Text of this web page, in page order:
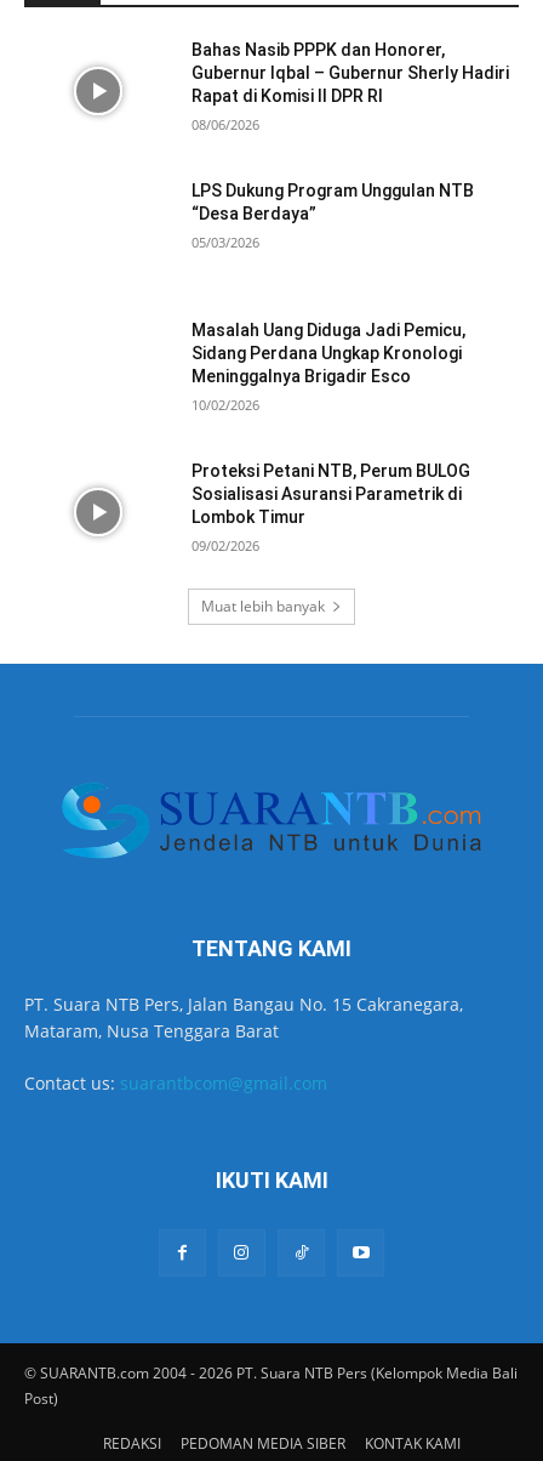
Bahas Nasib PPPK dan Honorer,
Gubernur Iqbal – Gubernur Sherly Hadiri
Rapat di Komisi II DPR RI
08/06/2026
LPS Dukung Program Unggulan NTB
“Desa Berdaya”
05/03/2026
Masalah Uang Diduga Jadi Pemicu,
Sidang Perdana Ungkap Kronologi
Meninggalnya Brigadir Esco
10/02/2026
Proteksi Petani NTB, Perum BULOG
Sosialisasi Asuransi Parametrik di
Lombok Timur
09/02/2026
Muat lebih banyak
TENTANG KAMI
PT. Suara NTB Pers, Jalan Bangau No. 15 Cakranegara,
Mataram, Nusa Tenggara Barat
Contact us: suarantbcom@gmail.com
IKUTI KAMI
© SUARANTB.com 2004 - 2026 PT. Suara NTB Pers (Kelompok Media Bali
Post)
REDAKSI PEDOMAN MEDIA SIBER KONTAK KAMI